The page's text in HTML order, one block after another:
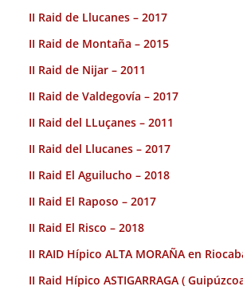
II Raid de Llucanes – 2017
II Raid de Montaña – 2015
II Raid de Nijar – 2011
II Raid de Valdegovía – 2017
II Raid del LLuçanes – 2011
II Raid del Llucanes – 2017
II Raid El Aguilucho – 2018
II Raid El Raposo – 2017
II Raid El Risco – 2018
II RAID Hípico ALTA MORAÑA en
II Raid Hípico ASTIGARRAGA (